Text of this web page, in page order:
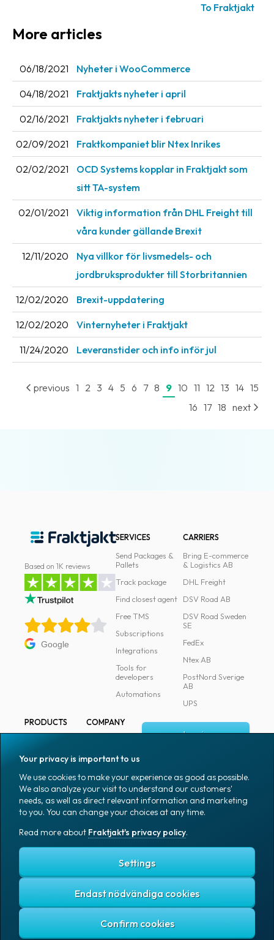
Media
Job
&
career
News
archive
Contact
Terms
Terms
and
conditions
Privacy
Prohibited
and
dangerous
To Fraktjakt
More articles
06/18/2021 Nyheter i WooCommerce
04/18/2021 Fraktjakts nyheter i april
02/16/2021 Fraktjakts nyheter i februari
02/09/2021 Fraktkompaniet blir Ntex Inrikes
02/02/2021
OCD Systems kopplar in Fraktjakt som
sitt TA-system
02/01/2021
Viktig information från DHL Freight till
våra kunder gällande Brexit
12/11/2020
Nya villkor för livsmedels- och
jordbruksprodukter till Storbritannien
12/02/2020 Brexit-uppdatering
12/02/2020 Vinternyheter i Fraktjakt
11/24/2020 Leveranstider och info inför jul
previous 1 2 3 4 5 6 7 8 9 10 11 12 13 14 15
16 17 18 next
Based on 1K reviews
Google
SERVICES
Send Packages &
Pallets
Track package
Find closest agent
Free TMS
Subscriptions
Integrations
Tools for
developers
Automations
CARRIERS
Bring E-commerce
& Logistics AB
DHL Freight
DSV Road AB
DSV Road Sweden
SE
FedEx
Ntex AB
PostNord Sverige
AB
UPS
PRODUCTS
Marking
Packaging
Packaging
accessories
Office goods
COMPANY
Media
Coworkers
Job & career
News archive
Blog
Log in
Sign up
English (US)
Fraktjakt's privacy policy
Terms and conditions
Copyright © 2007 – 2026 Fraktjakt AB. All rights reserved.
Your privacy is important to us
We use cookies to make your experience as good as possible.
We also analyze your visit to understand our customers'
needs, as well as direct relevant information and marketing
to you. You can change your choices at any time.
Read more about Fraktjakt's privacy policy.
Settings
Endast nödvändiga cookies